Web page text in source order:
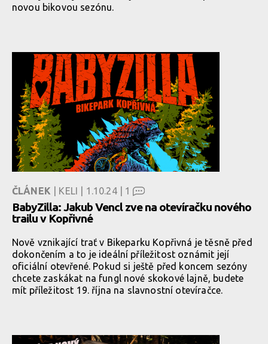
novou bikovou sezónu.
ČLÁNEK | KELI | 1.10.24 | 1
BabyZilla: Jakub Vencl zve na otevíračku nového
trailu v Kopřivné
Nově vznikající trať v Bikeparku Kopřivná je těsně před
dokončením a to je ideální příležitost oznámit její
oficiální otevřené. Pokud si ještě před koncem sezóny
chcete zaskákat na fungl nové skokové lajně, budete
mít příležitost 19. října na slavnostní otevíračce.